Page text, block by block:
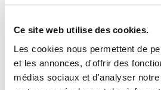
Ce site web utilise des cookies.
Les cookies nous permettent de
et les annonces, d'offrir des
médias sociaux et d'analyser